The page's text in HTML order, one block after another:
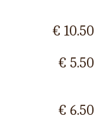
€ 10.50
€ 5.50
€ 6.50